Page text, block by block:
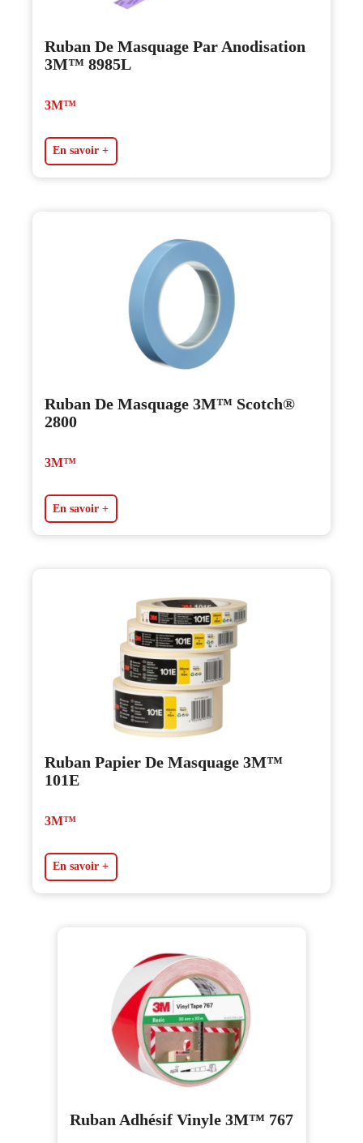
Ruban De Masquage Par Anodisation
3M™ 8985L
3M™
En savoir +
Ruban De Masquage 3M™ Scotch®
2800
3M™
En savoir +
Ruban Papier De Masquage 3M™
101E
3M™
En savoir +
Ruban Adhésif Vinyle 3M™ 767